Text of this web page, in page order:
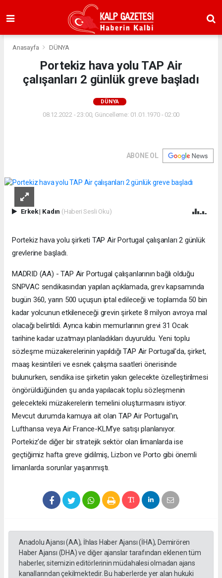
Anasayfa DÜNYA
Portekiz hava yolu TAP Air
çalışanları 2 günlük greve başladı
DÜNYA
08.12.2022 - 23:00, Güncelleme: 01.01.1970 - 02:00
ABONE OL
Erkek| Kadın (Haberi Sesli Oku)
Portekiz hava yolu şirketi TAP Air Portugal çalışanları 2 günlük
grevlerine başladı.
MADRID (AA) - TAP Air Portugal çalışanlarının bağlı olduğu
SNPVAC sendikasından yapılan açıklamada, grev kapsamında
bugün 360, yarın 500 uçuşun iptal edileceği ve toplamda 50 bin
kadar yolcunun etkileneceği grevin şirkete 8 milyon avroya mal
olacağı belirtildi. Ayrıca kabin memurlarının grevi 31 Ocak
tarihine kadar uzatmayı planladıkları duyuruldu. Yeni toplu
sözleşme müzakerelerinin yapıldığı TAP Air Portugal'da, şirket,
maaş kesintileri ve esnek çalışma saatleri önerisinde
bulunurken, sendika ise şirketin yakın gelecekte özelleştirilmesi
öngörüldüğünden şu anda yapılacak toplu sözleşmenin
gelecekteki müzakerelerin temelini oluşturmasını istiyor.
Mevcut durumda kamuya ait olan TAP Air Portugal'ın,
Lufthansa veya Air France-KLM'ye satışı planlanıyor.
Portekiz'de diğer bir stratejik sektör olan limanlarda ise
geçtiğimiz hafta greve gidilmiş, Lizbon ve Porto gibi önemli
limanlarda sorunlar yaşanmıştı.
Anadolu Ajansı (AA), İhlas Haber Ajansı (İHA), Demirören
Haber Ajansı (DHA) ve diğer ajanslar tarafından eklenen tüm
haberler, sitemizin editörlerinin müdahalesi olmadan ajans
kanallarından çekilmektedir. Bu haberlerde yer alan hukuki